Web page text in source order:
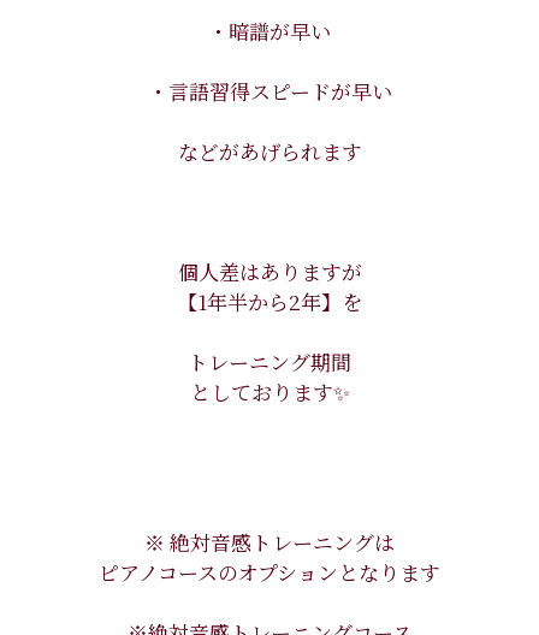
・暗譜が早い
・言語習得スピードが早い
などがあげられます
個人差はありますが
【1年半から2年】を
トレーニング期間
としております✨
※ 絶対音感トレーニングは
ピアノコースのオプションとなります